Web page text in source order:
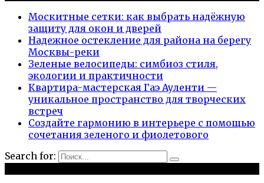
Москитные сетки: как выбрать надёжную
защиту для окон и дверей
Надежное остекление для района на берегу
Москвы-реки
Зеленые велосипеды: симбиоз стиля,
экологии и практичности
Квартира-мастерская Гаэ Ауленти —
уникальное пространство для творческих
встреч
Создайте гармонию в интерьере с помощью
сочетания зеленого и фиолетового
Search for: